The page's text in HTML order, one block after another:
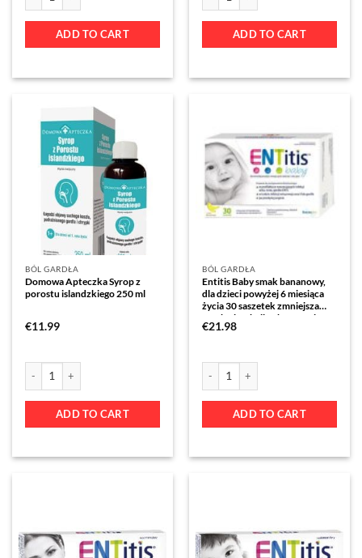
ADD TO CART ADD TO CART
BÓL GARDŁA
Domowa Apteczka Syrop z
porostu islandzkiego 250 ml
€11.99
ADD TO CART
BÓL GARDŁA
Entitis Baby smak bananowy,
dla dzieci powyżej 6 miesiąca
życia 30 saszetek zmniejsza
ryzyko infekcji ucha, nosa i
gardła
€21.98
ADD TO CART